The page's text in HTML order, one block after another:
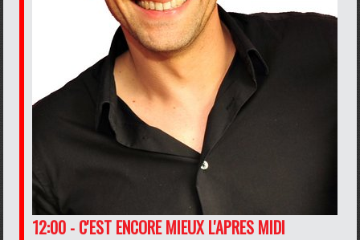
12:00 - C'EST ENCORE MIEUX L'APRES MIDI